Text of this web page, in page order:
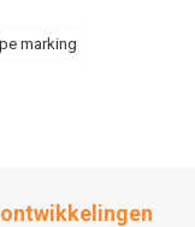
marking